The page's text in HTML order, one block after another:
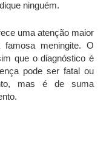
ninguém.
uma atenção maior
meningite. O
que o diagnóstico é
pode ser fatal ou
mas é de suma